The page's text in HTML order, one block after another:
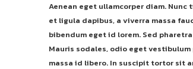
Aenean eget ullamcorper diam.
et ligula dapibus, a viverra massa
bibendum eget id lorem. Sed
Mauris sodales, odio eget
massa id libero. In suscipit tortor sit